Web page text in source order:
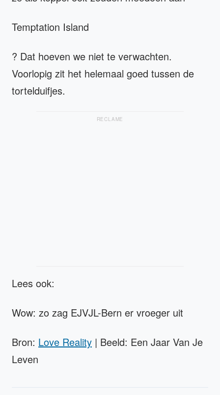
Temptation Island
? Dat hoeven we niet te verwachten.
Voorlopig zit het helemaal goed tussen de
tortelduifjes.
RECLAME
Lees ook:
Wow: zo zag EJVJL-Bern er vroeger uit
Bron: Love Reality | Beeld: Een Jaar Van Je
Leven